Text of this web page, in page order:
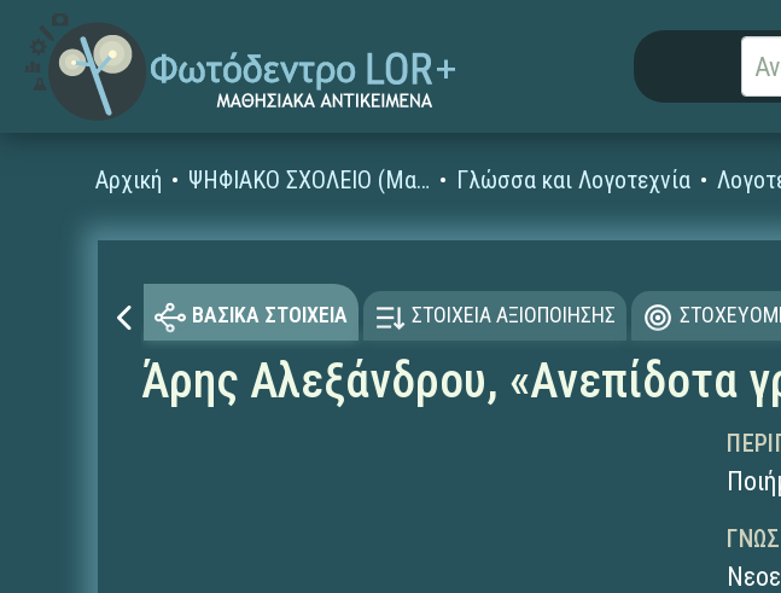
Αρχική ΨΗΦΙΑΚΟ ΣΧΟΛΕΙΟ (Μαθησιακά Αντικείμενα) Γλώσσα και Λογοτεχνία
ΒΑΣΙΚΑ ΣΤΟΙΧΕΙΑ ΣΤΟΙΧΕΙΑ ΑΞΙΟΠΟΙΗΣΗΣ
Άρης Αλεξάνδρου, «Ανεπίδοτα